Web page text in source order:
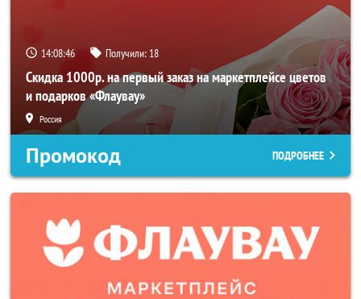
14:08:43 Получили: 18
Скидка 1000р. на первый заказ на маркетплейсе цветов
и подарков «Флаувау»
Россия
Промокод ПОДРОБНЕЕ